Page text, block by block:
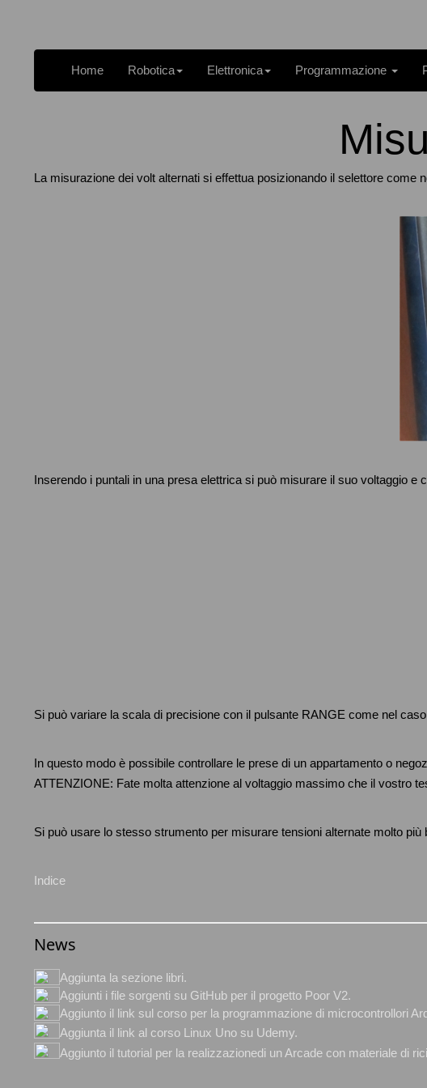
Home Robotica Elettronica Programmazione
La misurazione dei volt alternati si effettua posizionando il selettore
Inserendo i puntali in una presa elettrica si può misurare il suo voltaggio e
Si può variare la scala di precisione con il pulsante RANGE come nel
In questo modo è possibile controllare le prese di un appartamento o
ATTENZIONE: Fate molta attenzione al voltaggio massimo che il vostro
Si può usare lo stesso strumento per misurare tensioni alternate molto
Indice
News
Aggiunta la sezione libri.
Aggiunti i file sorgenti su GitHub per il progetto Poor V2.
Aggiunto il link sul corso per la programmazione di microcontrollori
Aggiunta il link al corso Linux Uno su Udemy.
Aggiunto il tutorial per la realizzazionedi un Arcade con materiale di